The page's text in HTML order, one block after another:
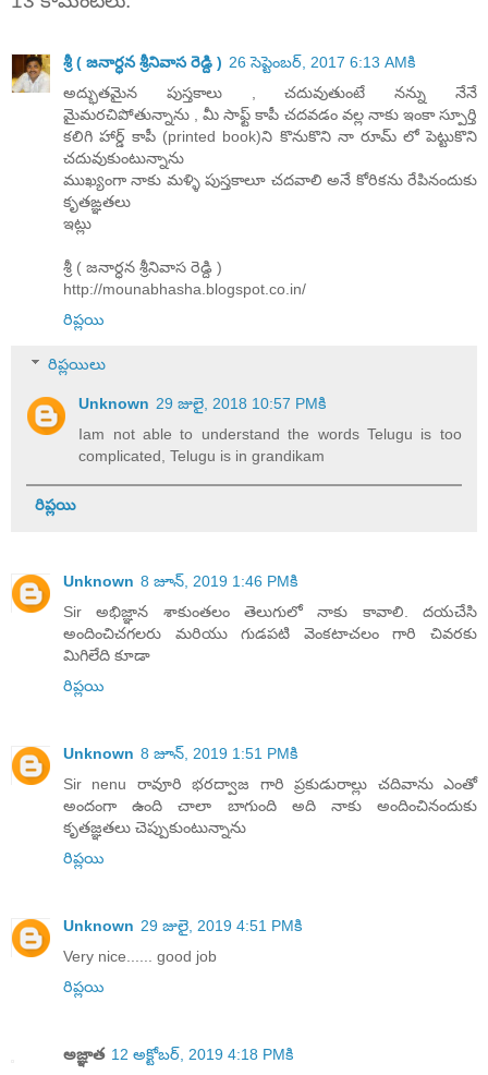
శ్రీ ( జనార్ధన శ్రీనివాస రెడ్ది ) 26 సెప్టెంబర్, 2017 6:13 AMకి
అద్భుతమైన పుస్తకాలు , చదువుతుంటే నన్ను నేనే
మైమరచిపోతున్నాను , మీ సాఫ్ట్ కాపీ చదవడం వల్ల నాకు ఇంకా స్పూర్తి
కలిగి హార్డ్ కాపీ (printed book)ని కొనుకొని నా రూమ్ లో పెట్టుకొని
చదువుకుంటున్నాను
ముఖ్యంగా నాకు మళ్ళి పుస్తకాలూ చదవాలి అనే కోరికను రేపినందుకు
కృతఙ్ఞతలు
ఇట్లు
శ్రీ ( జనార్ధన శ్రీనివాస రెడ్ది )
http://mounabhasha.blogspot.co.in/
రిప్లయి
రిప్లయిలు
Unknown 29 జులై, 2018 10:57 PMకి
Iam not able to understand the words Telugu is too
complicated, Telugu is in grandikam
రిప్లయి
Unknown 8 జూన్, 2019 1:46 PMకి
Sir అభిజ్ఞాన శాకుంతలం తెలుగులో నాకు కావాలి. దయచేసి
అందించిచగలరు మరియు గుడపటి వెంకటాచలం గారి చివరకు
మిగిలేది కూడా
రిప్లయి
Unknown 8 జూన్, 2019 1:51 PMకి
Sir nenu రావూరి భరద్వాజ గారి ప్రకుడురాల్లు చదివాను ఎంతో
అందంగా ఉంది చాలా బాగుంది అది నాకు అందించినందుకు
కృతజ్ఞతలు చెప్పుకుంటున్నాను
రిప్లయి
Unknown 29 జులై, 2019 4:51 PMకి
Very nice...... good job
రిప్లయి
అజ్ఞాత 12 అక్టోబర్, 2019 4:18 PMకి